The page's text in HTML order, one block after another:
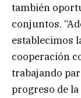
también
conjuntos.
establecimos
cooperación
trabajando
progreso de